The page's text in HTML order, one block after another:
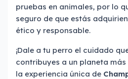
pruebas en animales, por lo
seguro de que estás
ético y responsable.
¡Dale a tu perro el cuidado
contribuyes a un planeta
la experiencia única de